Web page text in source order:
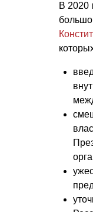
В 2020